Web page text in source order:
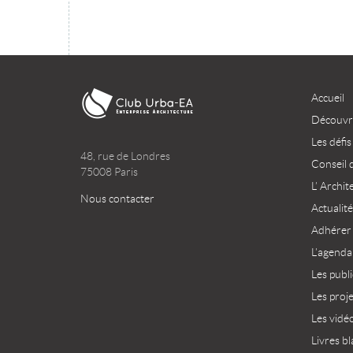
48, rue de Londres
75008 Paris
Nous contacter
Accueil
Les défis
Conseil
L’
Adhérer
Les
Les
Les
Livres